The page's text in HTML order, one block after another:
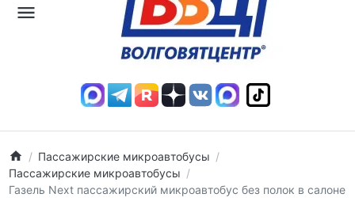
Пассажирские микроавтобусы
Пассажирские микроавтобусы
Газель Next пассажирский микроавтобус без полок в салоне